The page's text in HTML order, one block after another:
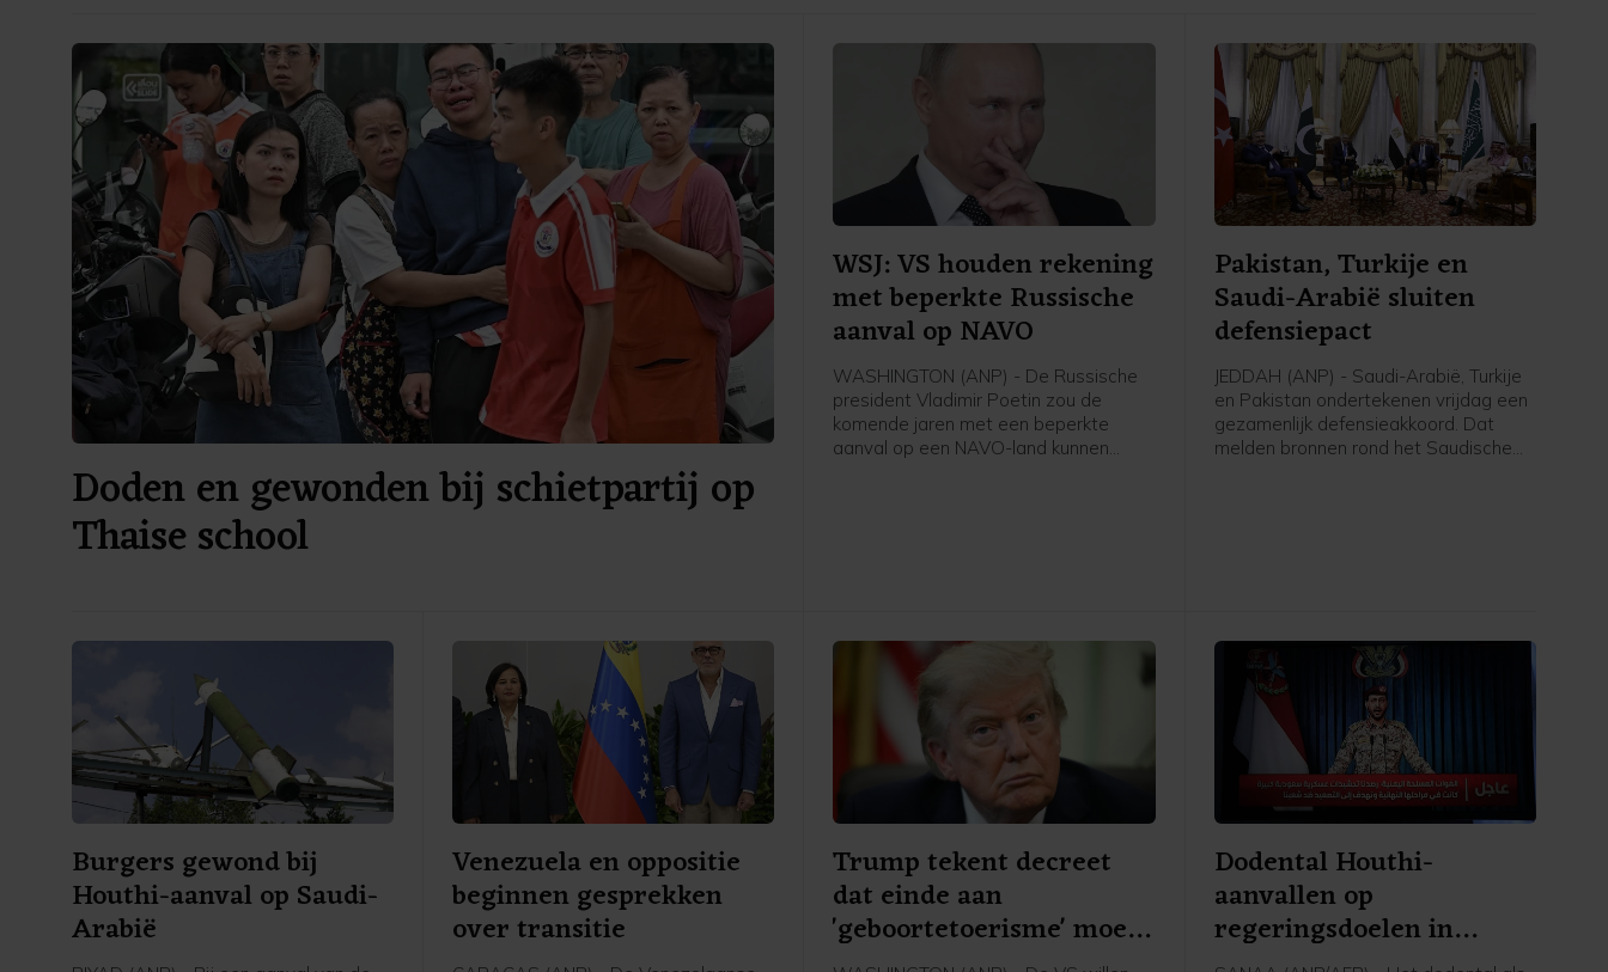
Doden en gewonden bij schietpartij op
Thaise school
WSJ: VS houden rekening
met beperkte Russische
aanval op NAVO
WASHINGTON (ANP) - De Russische
president Vladimir Poetin zou de
komende jaren met een beperkte
aanval op een NAVO-land kunnen
Pakistan, Turkije en
Saudi-Arabië sluiten
defensiepact
JEDDAH (ANP) - Saudi-Arabië, Turkije
en Pakistan ondertekenen vrijdag een
gezamenlijk defensieakkoord. Dat
melden bronnen rond het Saudische
Burgers gewond bij
Houthi-aanval op Saudi-
Arabië
Venezuela en oppositie
beginnen gesprekken
over transitie
Trump tekent decreet
dat einde aan
'geboortetoerisme' moet
Dodental Houthi-
aanvallen op
regeringsdoelen in